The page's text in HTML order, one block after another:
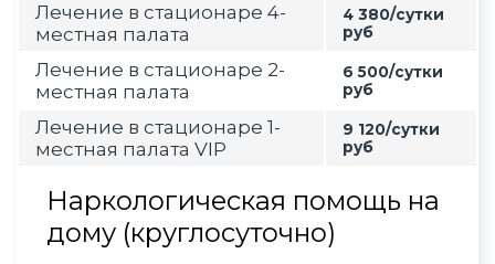
Лечение в стационаре 4-
местная палата
4 380/сутки
руб
Лечение в стационаре 2-
местная палата
6 500/сутки
руб
Лечение в стационаре 1-
местная палата VIP
9 120/сутки
руб
Наркологическая помощь на
дому (круглосуточно)